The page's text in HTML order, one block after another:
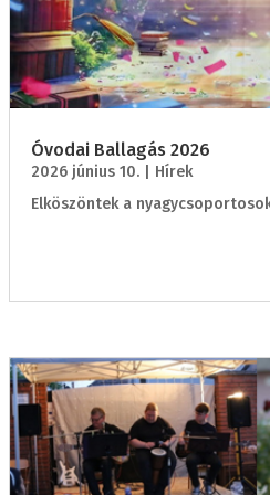
Óvodai Ballagás 2026
2026 június 10.
Hírek
Elköszöntek a